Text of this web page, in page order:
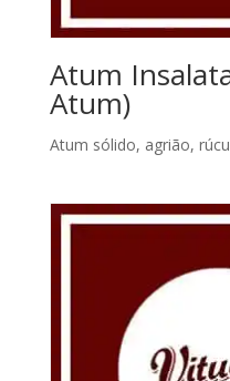
Atum
Atum)
Atum sólido, agrião,